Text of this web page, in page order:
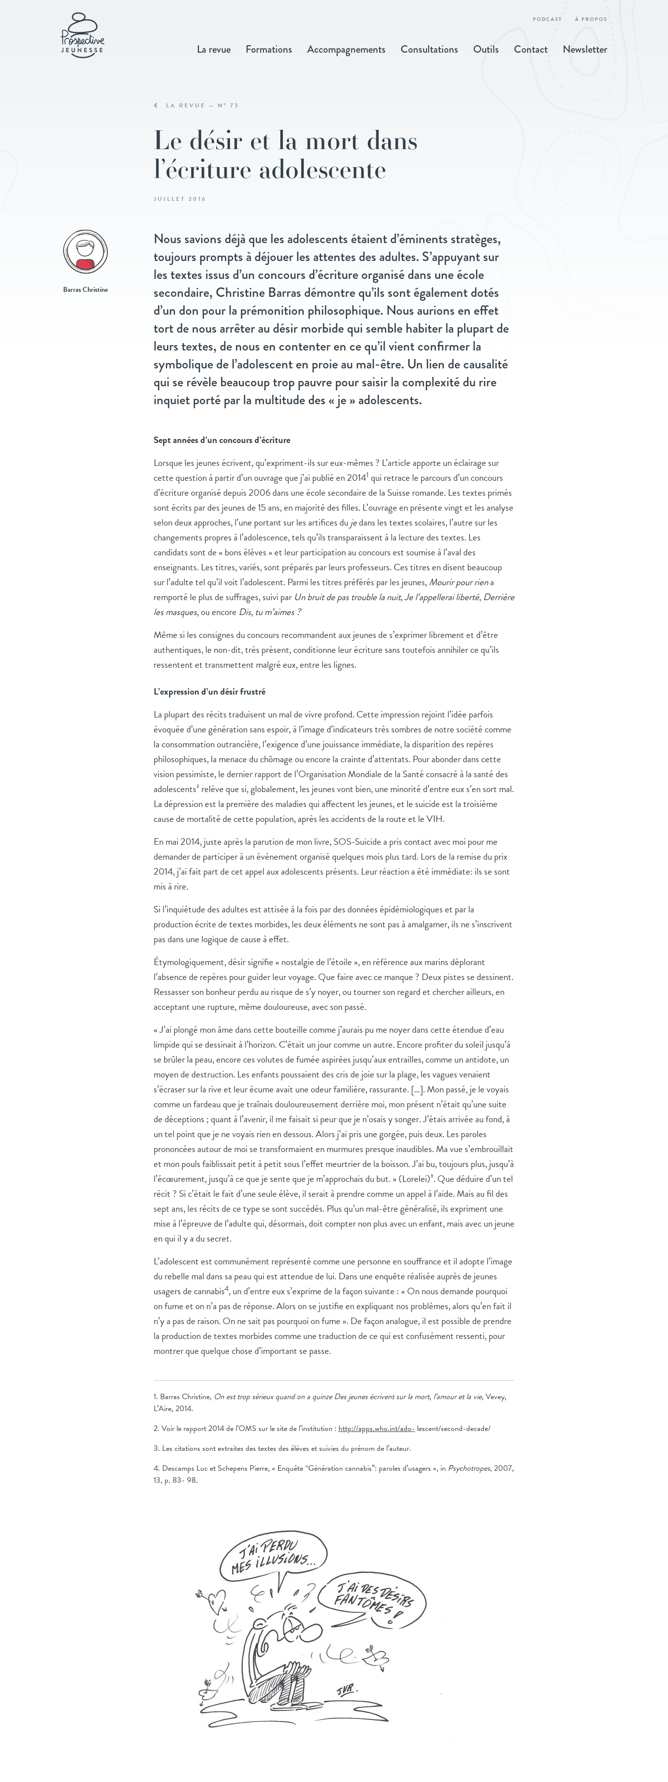
PODCAST À PROPOS
La revue Formations Accompagnements Consultations Outils Contact Newsletter
LA REVUE — N° 73
Le désir et la mort dans
l’écriture adolescente
JUILLET 2016
Barras Christine
Nous savions déjà que les adolescents étaient d’éminents stratèges,
toujours prompts à déjouer les attentes des adultes. S’appuyant sur
les textes issus d’un concours d’écriture organisé dans une école
secondaire, Christine Barras démontre qu’ils sont également dotés
d’un don pour la prémonition philosophique. Nous aurions en effet
tort de nous arrêter au désir morbide qui semble habiter la plupart de
leurs textes, de nous en contenter en ce qu’il vient confirmer la
symbolique de l’adolescent en proie au mal-être. Un lien de causalité
qui se révèle beaucoup trop pauvre pour saisir la complexité du rire
inquiet porté par la multitude des « je » adolescents.
Sept années d’un concours d’écriture
Lorsque les jeunes écrivent, qu’expriment-ils sur eux-mêmes ? L’article apporte un éclairage sur
cette question à partir d’un ouvrage que j’ai publié en 20141 qui retrace le parcours d’un concours
d’écriture organisé depuis 2006 dans une école secondaire de la Suisse romande. Les textes primés
sont écrits par des jeunes de 15 ans, en majorité des filles. L’ouvrage en présente vingt et les analyse
selon deux approches, l’une portant sur les artifices du jedans les textes scolaires, l’autre sur les
changements propres à l’adolescence, tels qu’ils transparaissent à la lecture des textes. Les
candidats sont de « bons élèves » et leur participation au concours est soumise à l’aval des
enseignants. Les titres, variés, sont préparés par leurs professeurs. Ces titres en disent beaucoup
sur l’adulte tel qu’il voit l’adolescent. Parmi les titres préférés par les jeunes,Mourir pourriena
remporté le plus de suffrages, suivi par Unbruit de pas trouble la nuit,Je l’appellerai liberté, Derrière
les masques, ou encore Dis, tu m’aimes ?
Même si les consignes du concours recommandent aux jeunes de s’exprimer librement et d’être
authentiques, le non-dit, très présent, conditionne leur écriture sans toutefois annihiler ce qu’ils
ressentent et transmettent malgré eux, entre les lignes.
L’expression d’un désir frustré
La plupart des récits traduisent un mal de vivre profond. Cette impression rejoint l’idée parfois
évoquée d’une génération sans espoir, à l’image d’indicateurs très sombres de notre société comme
la consommation outrancière, l’exigence d’une jouissance immédiate, la disparition des repères
philosophiques, la menace du chômage ou encore la crainte d’attentats. Pour abonder dans cette
vision pessimiste, le dernier rapport de l’Organisation Mondiale de la Santé consacré à la santé des
adolescents² relève que si, globalement, les jeunes vont bien, une minorité d’entre eux s’en sort mal.
La dépression est la première des maladies qui affectent les jeunes, et le suicide est la troisième
cause de mortalité de cette population, après les accidents de la route et le VIH.
En mai 2014, juste après la parution de mon livre, SOS-Suicide a pris contact avec moi pour me
demander de participer à un événement organisé quelques mois plus tard. Lors de la remise du prix
2014, j’ai fait part de cet appel aux adolescents présents. Leur réaction a été immédiate: ils se sont
mis à rire.
Si l’inquiétude des adultes est attisée à la fois par des données épidémiologiques et par la
production écrite de textes morbides, les deux éléments ne sont pas à amalgamer, ils ne s’inscrivent
pas dans une logique de cause à effet.
Étymologiquement, désir signifie « nostalgie de l’étoile », en référence aux marins déplorant
l’absence de repères pour guider leur voyage. Que faire avec ce manque ? Deux pistes se dessinent.
Ressasser son bonheur perdu au risque de s’y noyer, ou tourner son regard et chercher ailleurs, en
acceptant une rupture, même douloureuse, avec son passé.
« J’ai plongé mon âme dans cette bouteille comme j’aurais pu me noyer dans cette étendue d’eau
limpide qui se dessinait à l’horizon. C’était un jour comme un autre. Encore profiter du soleil jusqu’à
se brûler la peau, encore ces volutes de fumée aspirées jusqu’aux entrailles, comme un antidote, un
moyen de destruction. Les enfants poussaient des cris de joie sur la plage, les vagues venaient
s’écraser sur la rive et leur écume avait une odeur familière, rassurante. […]. Mon passé, je le voyais
comme un fardeau que je traînais douloureusement derrière moi, mon présent n’était qu’une suite
de déceptions ; quant à l’avenir, il me faisait si peur que je n’osais y songer. J’étais arrivée au fond, à
un tel point que je ne voyais rien en dessous. Alors j’ai pris une gorgée, puis deux. Les paroles
prononcées autour de moi se transformaient en murmures presque inaudibles. Ma vue s’embrouillait
et mon pouls faiblissait petit à petit sous l’effet meurtrier de la boisson. J’ai bu, toujours plus, jusqu’à
l’écœurement, jusqu’à ce que je sente que je m’approchais du but. » (Lorelei)³. Que déduire d’un tel
récit ? Si c’était le fait d’une seule élève, il serait à prendre comme un appel à l’aide. Mais au fil des
sept ans, les récits de ce type se sont succédés. Plus qu’un mal-être généralisé, ils expriment une
mise à l’épreuve de l’adulte qui, désormais, doit compter non plus avec un enfant, mais avec un jeune
en qui il y a du secret.
L’adolescent est communément représenté comme une personne en souffrance et il adopte l’image
du rebelle mal dans sa peau qui est attendue de lui. Dans une enquête réalisée auprès de jeunes
usagers de cannabis4, un d’entre eux s’exprime de la façon suivante : « On nous demande pourquoi
on fume et on n’a pas de réponse. Alors on se justifie en expliquant nos problèmes, alors qu’en fait il
n’y a pas de raison. On ne sait pas pourquoi on fume ». De façon analogue, il est possible de prendre
la production de textes morbides comme une traduction de ce qui est confusément ressenti, pour
montrer que quelque chose d’important se passe.
1. Barras Christine, On est trop sérieuxquand on a quinze Des jeunes écrivent sur la mort, l’amour et la vie, Vevey,
L’Aire, 2014.
2. Voir le rapport 2014 de l’OMS sur le site de l’institution :http://apps.who.int/ado-lescent/second-decade/
3. Les citations sont extraites des textes des élèves et suivies du prénom de l’auteur.
4. Descamps Luc et Schepens Pierre, « Enquête “Génération cannabis”: paroles d’usagers », in Psychotropes, 2007,
13, p. 83- 98.